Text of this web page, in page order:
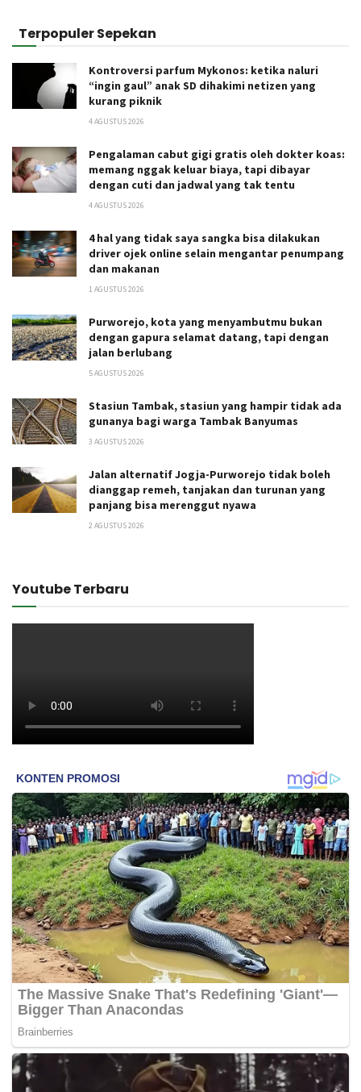
Terpopuler Sepekan
Kontroversi parfum Mykonos: ketika naluri
“ingin gaul” anak SD dihakimi netizen yang
kurang piknik
4 AGUSTUS 2026
Pengalaman cabut gigi gratis oleh dokter koas:
memang nggak keluar biaya, tapi dibayar
dengan cuti dan jadwal yang tak tentu
4 AGUSTUS 2026
4 hal yang tidak saya sangka bisa dilakukan
driver ojek online selain mengantar penumpang
dan makanan
1 AGUSTUS 2026
Purworejo, kota yang menyambutmu bukan
dengan gapura selamat datang, tapi dengan
jalan berlubang
5 AGUSTUS 2026
Stasiun Tambak, stasiun yang hampir tidak ada
gunanya bagi warga Tambak Banyumas
3 AGUSTUS 2026
Jalan alternatif Jogja-Purworejo tidak boleh
dianggap remeh, tanjakan dan turunan yang
panjang bisa merenggut nyawa
2 AGUSTUS 2026
Youtube Terbaru